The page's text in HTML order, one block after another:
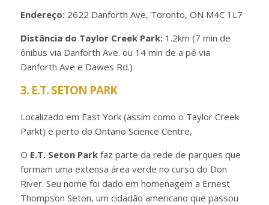
Endereço:2622 Danforth Ave, Toronto, ON M4C 1L7
Distância do Taylor Creek Park: 1.2km (7 min de
ônibus via Danforth Ave. ou 14 min de a pé via
Danforth Ave e Dawes Rd.)
3. E.T. SETON PARK
Localizado em East York (assim como o Taylor Creek
Parkt) e perto do Ontario Science Centre,
O E.T. Seton Parkfaz parte da rede de parques que
formam uma extensa área verde no curso do Don
River. Seu nome foi dado em homenagem a Ernest
Thompson Seton, um cidadão americano que passou